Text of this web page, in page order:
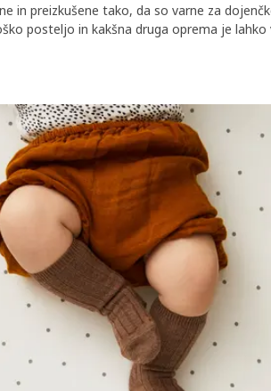
in preizkušene tako, da so varne za
posteljo in kakšna druga oprema je lahko